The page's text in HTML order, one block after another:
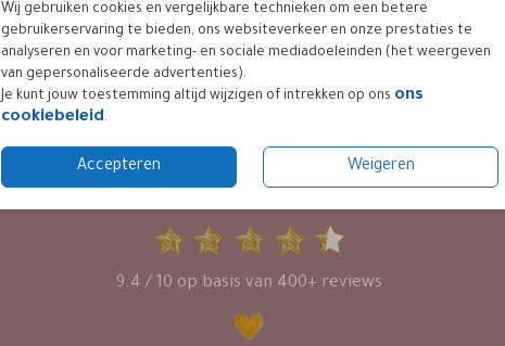
Wij gebruiken cookies en vergelijkbare technieken om een betere
gebruikerservaring te bieden, ons websiteverkeer en onze prestaties te
analyseren en voor marketing- en sociale mediadoeleinden (het weergeven
van gepersonaliseerde advertenties).
Je kunt jouw toestemming altijd wijzigen of intrekken op ons ons
cookiebeleid.
Accepteren Weigeren
KLANTWAARDERING
9.4 / 10 op basis van 400+ reviews